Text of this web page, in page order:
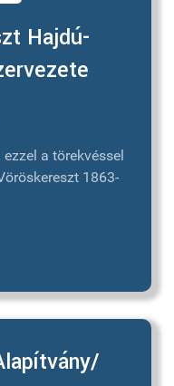
Hajdú-
a törekvéssel
1863-